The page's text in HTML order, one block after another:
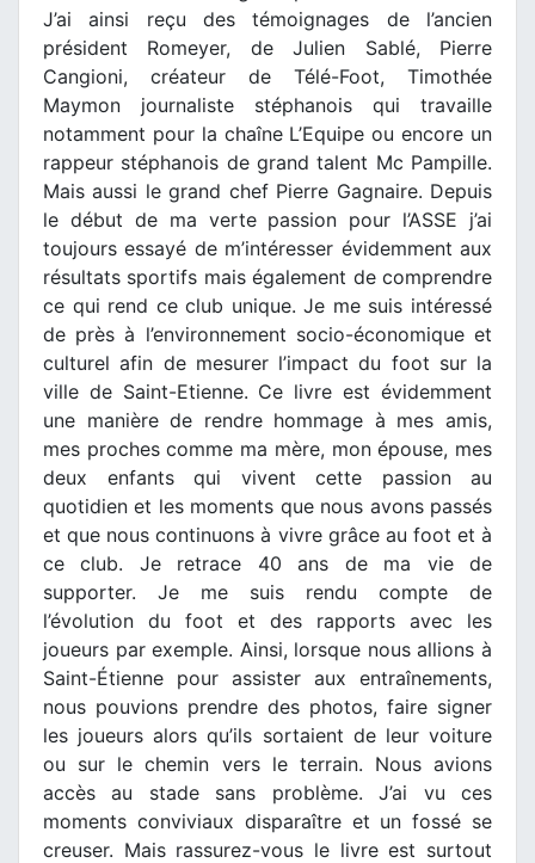
J’ai ainsi reçu des témoignages de l’ancien
président Romeyer, de Julien Sablé, Pierre
Cangioni, créateur de Télé-Foot, Timothée
Maymon journaliste stéphanois qui travaille
notamment pour la chaîne L’Equipe ou encore un
rappeur stéphanois de grand talent Mc Pampille.
Mais aussi le grand chef Pierre Gagnaire. Depuis
le début de ma verte passion pour l’ASSE j’ai
toujours essayé de m’intéresser évidemment aux
résultats sportifs mais également de comprendre
ce qui rend ce club unique. Je me suis intéressé
de près à l’environnement socio-économique et
culturel afin de mesurer l’impact du foot sur la
ville de Saint-Etienne. Ce livre est évidemment
une manière de rendre hommage à mes amis,
mes proches comme ma mère, mon épouse, mes
deux enfants qui vivent cette passion au
quotidien et les moments que nous avons passés
et que nous continuons à vivre grâce au foot et à
ce club. Je retrace 40 ans de ma vie de
supporter. Je me suis rendu compte de
l’évolution du foot et des rapports avec les
joueurs par exemple. Ainsi, lorsque nous allions à
Saint-Étienne pour assister aux entraînements,
nous pouvions prendre des photos, faire signer
les joueurs alors qu’ils sortaient de leur voiture
ou sur le chemin vers le terrain. Nous avions
accès au stade sans problème. J’ai vu ces
moments conviviaux disparaître et un fossé se
creuser. Mais rassurez-vous le livre est surtout